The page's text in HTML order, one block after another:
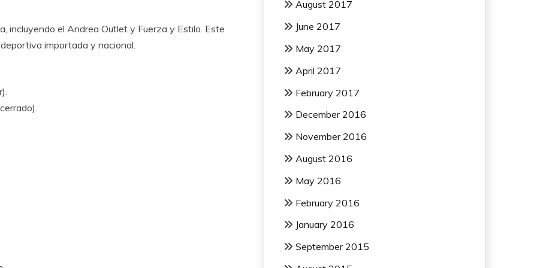
incluyendo el Andrea Outlet y Fuerza y Estilo. Este
importada y nacional.
August 2017
June 2017
May 2017
April 2017
February 2017
December 2016
November 2016
August 2016
May 2016
February 2016
January 2016
September 2015